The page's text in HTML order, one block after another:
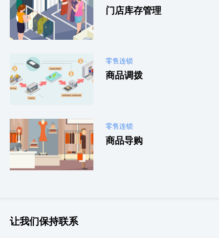
门店库存管理
零售连锁
商品调拨
零售连锁
商品导购
让我们保持联系